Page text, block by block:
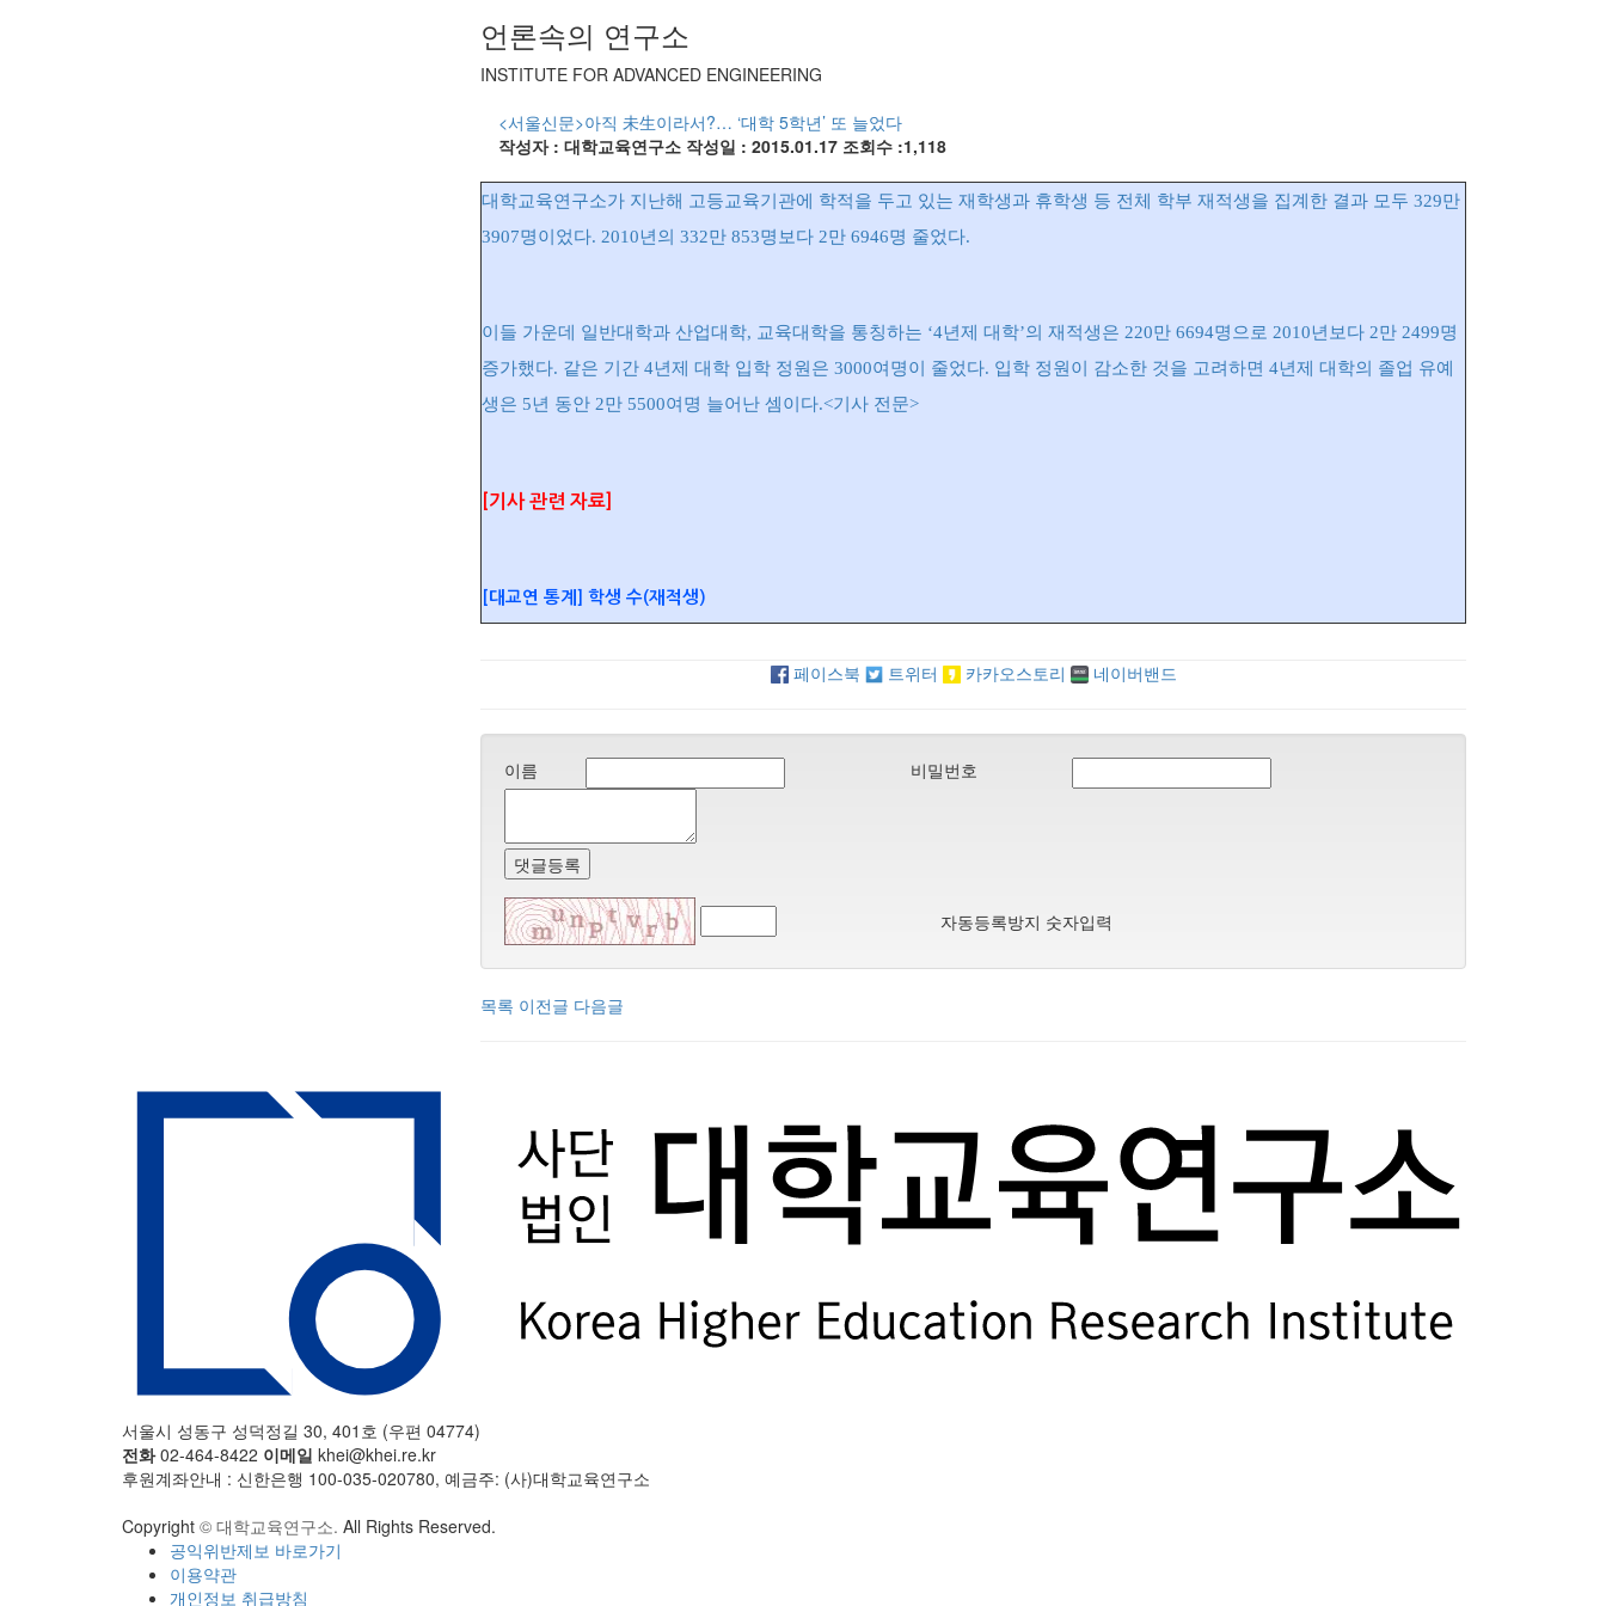
언론속의 연구소
INSTITUTE FOR ADVANCED ENGINEERING
<서울신문>아직 未生이라서?… ‘대학 5학년’ 또 늘었다
작성자 : 대학교육연구소 작성일 : 2015.01.17 조회수 :1,118
대학교육연구소가 지난해 고등교육기관에 학적을 두고 있는 재학생과 휴학생 등 전체 학부 재적생을 집계한 결과 모두 329만
3907명이었다. 2010년의 332만 853명보다 2만 6946명 줄었다.
이들 가운데 일반대학과 산업대학, 교육대학을 통칭하는 ‘4년제 대학’의 재적생은 220만 6694명으로 2010년보다 2만 2499명
증가했다. 같은 기간 4년제 대학 입학 정원은 3000여명이 줄었다. 입학 정원이 감소한 것을 고려하면 4년제 대학의 졸업 유예
생은 5년 동안 2만 5500여명 늘어난 셈이다.<기사 전문>
[기사 관련 자료]
[대교연 통계] 학생 수(재적생)
페이스북 트위터 카카오스토리 네이버밴드
이름 비밀번호
댓글등록
자동등록방지 숫자입력
목록 이전글 다음글
서울시 성동구 성덕정길 30, 401호 (우편 04774)
전화02-464-8422 이메일 khei@khei.re.kr
후원계좌안내 : 신한은행 100-035-020780, 예금주: (사)대학교육연구소
Copyright © 대학교육연구소. All Rights Reserved.
공익위반제보 바로가기
이용약관
개인정보 취급방침